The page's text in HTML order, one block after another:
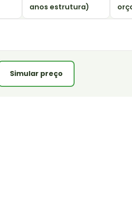
anos estrutura)
Simular preço